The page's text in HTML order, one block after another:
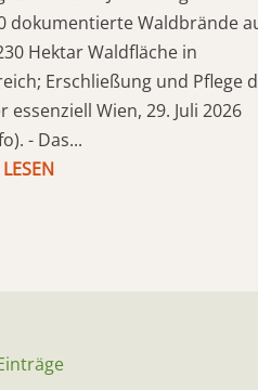
dokumentierte Waldbrände
Hektar Waldfläche in
Erschließung und Pflege
essenziell Wien, 29. Juli 2026
- Das...